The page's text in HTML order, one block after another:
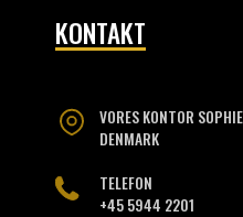
KONTAKT
VORES KONTOR
DENMARK
TELEFON
+45 5944 2201